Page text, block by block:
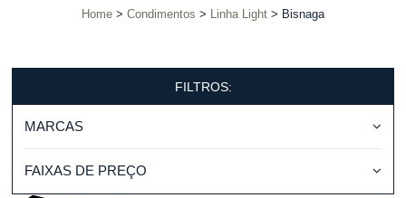
Home Condimentos Linha Light Bisnaga
FILTROS:
MARCAS
FAIXAS DE PREÇO